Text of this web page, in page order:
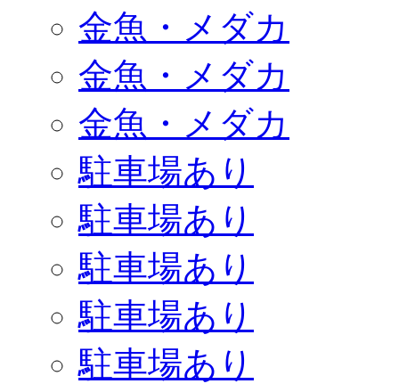
金魚・メダカ
金魚・メダカ
金魚・メダカ
駐車場あり
駐車場あり
駐車場あり
駐車場あり
駐車場あり